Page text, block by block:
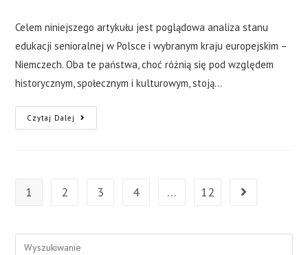
Celem niniejszego artykułu jest poglądowa analiza stanu
edukacji senioralnej w Polsce i wybranym kraju europejskim –
Niemczech. Oba te państwa, choć różnią się pod względem
historycznym, społecznym i kulturowym, stoją…
Czytaj Dalej
1 2 3 4 … 12